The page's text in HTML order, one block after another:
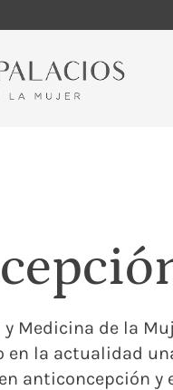
de la
en la actualidad
anticoncepción y